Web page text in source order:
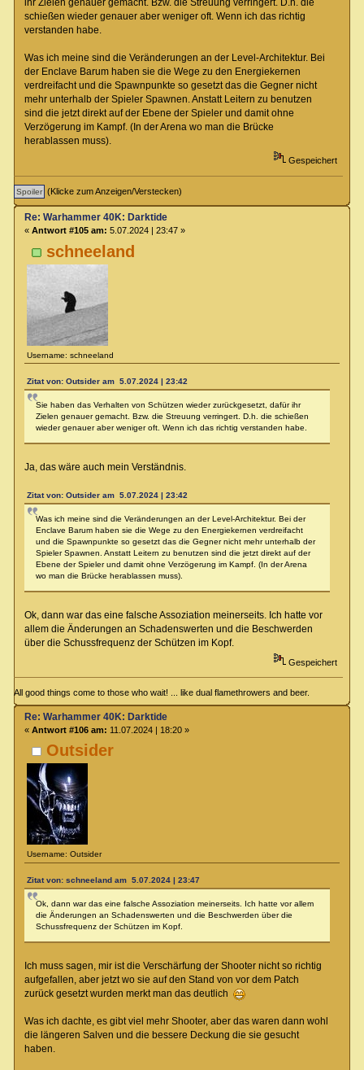
ihr Zielen genauer gemacht. Bzw. die Streuung verringert. D.h. die
schießen wieder genauer aber weniger oft. Wenn ich das richtig
verstanden habe.
Was ich meine sind die Veränderungen an der Level-Architektur. Bei
der Enclave Barum haben sie die Wege zu den Energiekernen
verdreifacht und die Spawnpunkte so gesetzt das die Gegner nicht
mehr unterhalb der Spieler Spawnen. Anstatt Leitern zu benutzen
sind die jetzt direkt auf der Ebene der Spieler und damit ohne
Verzögerung im Kampf. (In der Arena wo man die Brücke
herablassen muss).
Gespeichert
(Klicke zum Anzeigen/Verstecken)
schneeland
Username: schneeland
Re: Warhammer 40K: Darktide
« Antwort #105 am: 5.07.2024 | 23:47 »
Zitat von: Outsider am 5.07.2024 | 23:42
Sie haben das Verhalten von Schützen wieder zurückgesetzt, dafür ihr
Zielen genauer gemacht. Bzw. die Streuung verringert. D.h. die schießen
wieder genauer aber weniger oft. Wenn ich das richtig verstanden habe.
Ja, das wäre auch mein Verständnis.
Zitat von: Outsider am 5.07.2024 | 23:42
Was ich meine sind die Veränderungen an der Level-Architektur. Bei der
Enclave Barum haben sie die Wege zu den Energiekernen verdreifacht
und die Spawnpunkte so gesetzt das die Gegner nicht mehr unterhalb der
Spieler Spawnen. Anstatt Leitern zu benutzen sind die jetzt direkt auf der
Ebene der Spieler und damit ohne Verzögerung im Kampf. (In der Arena
wo man die Brücke herablassen muss).
Ok, dann war das eine falsche Assoziation meinerseits. Ich hatte vor
allem die Änderungen an Schadenswerten und die Beschwerden
über die Schussfrequenz der Schützen im Kopf.
Gespeichert
All good things come to those who wait! ... like dual flamethrowers and beer.
Outsider
Username: Outsider
Re: Warhammer 40K: Darktide
« Antwort #106 am: 11.07.2024 | 18:20 »
Zitat von: schneeland am 5.07.2024 | 23:47
Ok, dann war das eine falsche Assoziation meinerseits. Ich hatte vor allem
die Änderungen an Schadenswerten und die Beschwerden über die
Schussfrequenz der Schützen im Kopf.
Ich muss sagen, mir ist die Verschärfung der Shooter nicht so richtig
aufgefallen, aber jetzt wo sie auf den Stand von vor dem Patch
zurück gesetzt wurden merkt man das deutlich
Was ich dachte, es gibt viel mehr Shooter, aber das waren dann wohl
die längeren Salven und die bessere Deckung die sie gesucht
haben.